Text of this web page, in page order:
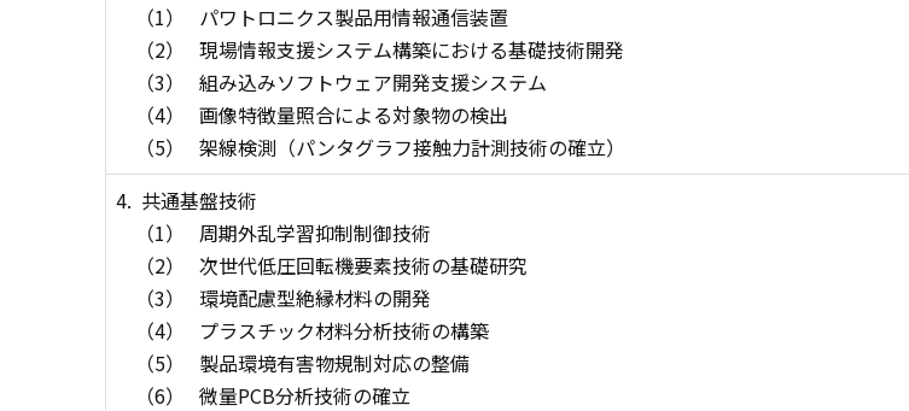
（1）
パワトロニクス製品用情報通信装置
（2）
現場情報支援システム構築における基礎技術開発
（3）
組み込みソフトウェア開発支援システム
（4）
画像特徴量照合による対象物の検出
（5）
架線検測（パンタグラフ接触力計測技術の確立）
4. 共通基盤技術
（1）
周期外乱学習抑制制御技術
（2）
次世代低圧回転機要素技術の基礎研究
（3）
環境配慮型絶縁材料の開発
（4）
プラスチック材料分析技術の構築
（5）
製品環境有害物規制対応の整備
（6）
微量PCB分析技術の確立